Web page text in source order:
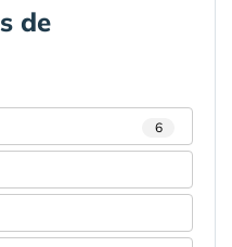
de
6